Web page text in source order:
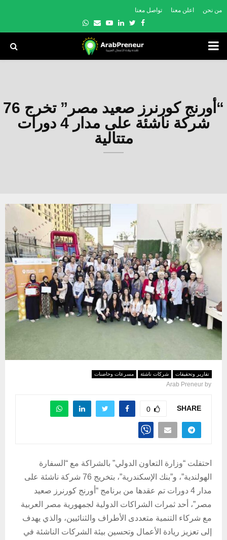
من نحن اعلن معنا تواصل معنا
Facebook
Twitter
Linkedin
Youtube
Email
Whatsapp
PRIMARY
“أورنج كورنرز صعيد مصر” تخرج 76
شركة ناشئة على مدار 4 دورات
متتالية
تقارير وتحقيقات شركات ناشئة مسرعات وحاضنات
by
Arab Preneur
SHARE
0
احتفلت “وزارة التعاون الدولي” بالشراكة مع “السفارة
الهولندية”، و”بنك الإسكندرية”، بتخريج 76 شركة ناشئة على
مدار 4 دورات تم عقدها من برنامج “أورنج كورنرز صعيد
مصر”، أحد ثمرات الشراكات الدولية لجمهورية مصر العربية
مع شركاء التنمية متعددى الأطراف والثنائيين، والذي يهدف
إلى تعزيز ريادة الأعمال وتحسين بيئة الشركات الناشئة في